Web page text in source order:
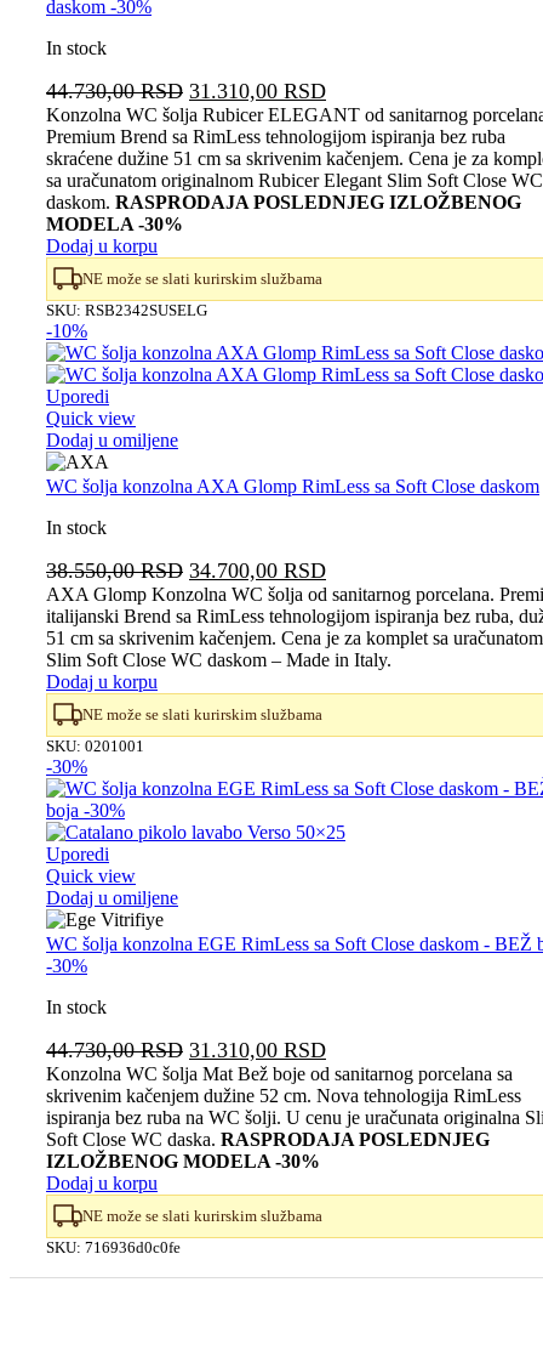
daskom -30%
In stock
44.730,00RSD Originalna
cena
je
bila:
44.730,00 RSD.
31.310,00 RSDTrenutna
cena
je:
31.310,00 RSD.
Konzolna WC šolja Rubicer ELEGANT od sanitarnog
Premium Brend sa RimLess tehnologijom ispiranja bez ruba
skraćene dužine 51 cm sa skrivenim kačenjem. Cena je za
sa uračunatom originalnom Rubicer Elegant Slim Soft Close WC
daskom. RASPRODAJA POSLEDNJEG IZLOŽBENOG
MODELA -30%
Dodaj u korpu
NE može se slati kurirskim službama
SKU: RSB2342SUSELG
-10%
Uporedi
Quick view
Dodaj u omiljene
WC šolja konzolna AXA Glomp RimLess sa Soft Close daskom
In stock
38.550,00RSD Originalna
cena
je
bila:
38.550,00 RSD.
34.700,00 RSDTrenutna
cena
je:
34.700,00 RSD.
AXA Glomp Konzolna WC šolja od sanitarnog porcelana.
italijanski Brend sa RimLess tehnologijom ispiranja bez ruba,
51 cm sa skrivenim kačenjem. Cena je za komplet sa uračunatom
Slim Soft Close WC daskom – Made in Italy.
Dodaj u korpu
NE može se slati kurirskim službama
SKU: 0201001
-30%
Uporedi
Quick view
Dodaj u omiljene
WC šolja konzolna EGE RimLess sa Soft Close daskom - BEŽ
-30%
In stock
44.730,00RSD Originalna
cena
je
bila:
44.730,00 RSD.
31.310,00 RSDTrenutna
cena
je:
31.310,00 RSD.
Konzolna WC šolja Mat Bež boje od sanitarnog porcelana sa
skrivenim kačenjem dužine 52 cm. Nova tehnologija RimLess
ispiranja bez ruba na WC šolji. U cenu je uračunata originalna
Soft Close WC daska. RASPRODAJA POSLEDNJEG
IZLOŽBENOG MODELA -30%
Dodaj u korpu
NE može se slati kurirskim službama
SKU: 716936d0c0fe